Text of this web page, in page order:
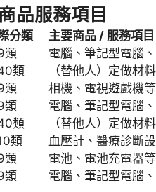
品服務項目
分類
主要商品 / 服務項目
類
電腦、筆記型電腦
類
（替他人）定做材
類
相機、電視遊戲機等
類
電腦、筆記型電腦
類
（替他人）定做材
類
血壓計、醫療診斷
類
電池、電池充電器等
類
電腦、筆記型電腦